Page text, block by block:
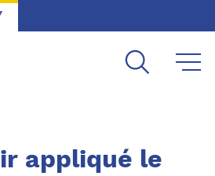
appliqué le